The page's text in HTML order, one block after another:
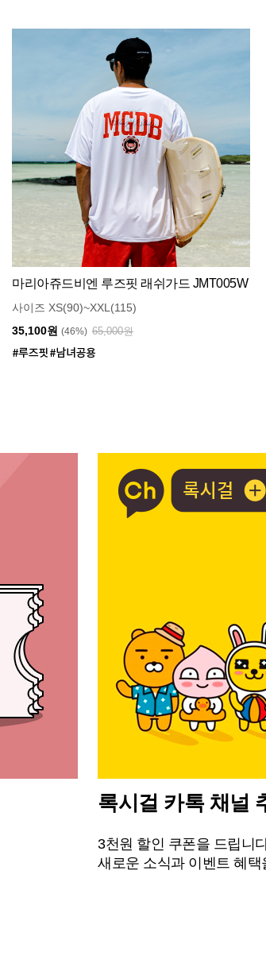
마리아쥬드비엔 루즈핏 래쉬가드 JMT005W
사이즈 XS(90)~XXL(115)
35,100원 (46%) 65,000원
록시걸 카톡 채널
3천원 할인 쿠폰을 드립니
새로운 소식과 이벤트 혜택